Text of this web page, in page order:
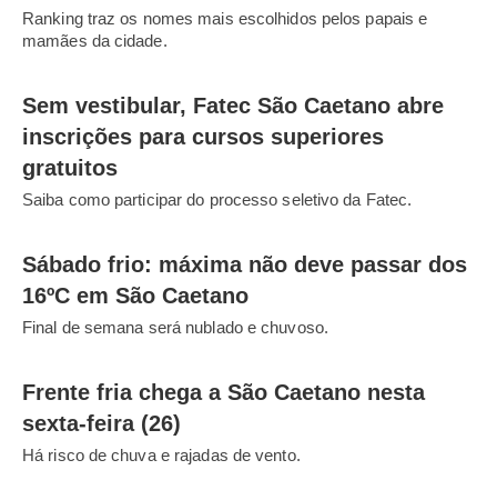
Ranking traz os nomes mais escolhidos pelos papais e
mamães da cidade.
Sem vestibular, Fatec São Caetano abre
inscrições para cursos superiores
gratuitos
Saiba como participar do processo seletivo da Fatec.
Sábado frio: máxima não deve passar dos
16ºC em São Caetano
Final de semana será nublado e chuvoso.
Frente fria chega a São Caetano nesta
sexta-feira (26)
Há risco de chuva e rajadas de vento.